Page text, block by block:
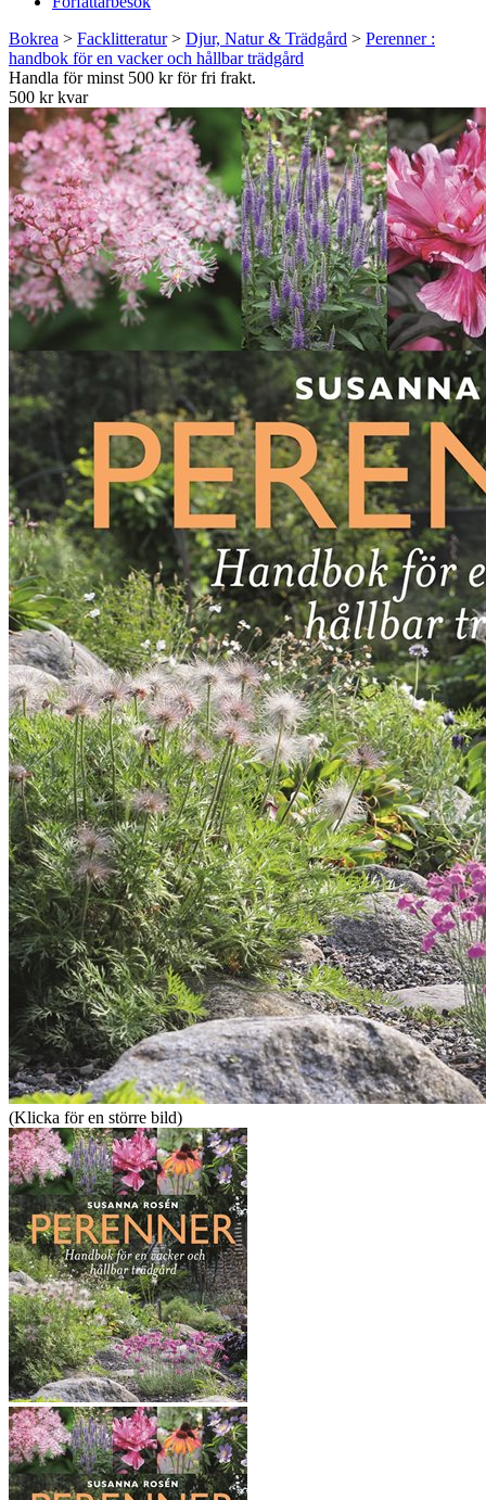
Bokrea > Facklitteratur> Djur, Natur & Trädgård > Perenner :
handbok för en vacker och hållbar trädgård
Handla för minst 500 kr för fri frakt.
500 kr kvar
(Klicka för en större bild)